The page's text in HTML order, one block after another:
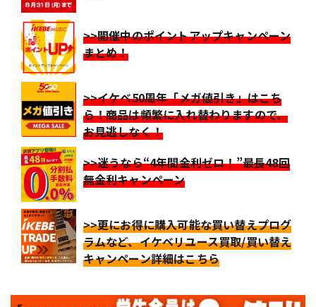
>>開催中のポイントアップキャンペーン
まとめ！
>>イケベ50周年「メガ値引き」はこち
ら！商品は頻繁に入れ替わりますので、
お見逃しなく！
>>迷うなら“4年間金利ゼロ！”最長48回
無金利キャンペーン
>>更にお得に購入可能な買い替えプログ
ラムなど、イケベリユース買取/買い替え
キャンペーン詳細はこちら